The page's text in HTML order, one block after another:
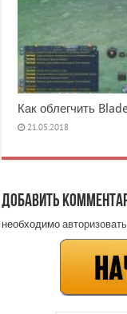
Как облегчить
21.05.2018
Добавить
необходимо